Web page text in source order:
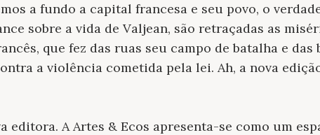
a fundo a capital francesa e seu povo, o
sobre a vida de Valjean, são retraçadas as
que fez das ruas seu campo de batalha e
a violência cometida pela lei. Ah, a nova
editora. A Artes & Ecos apresenta-se como um